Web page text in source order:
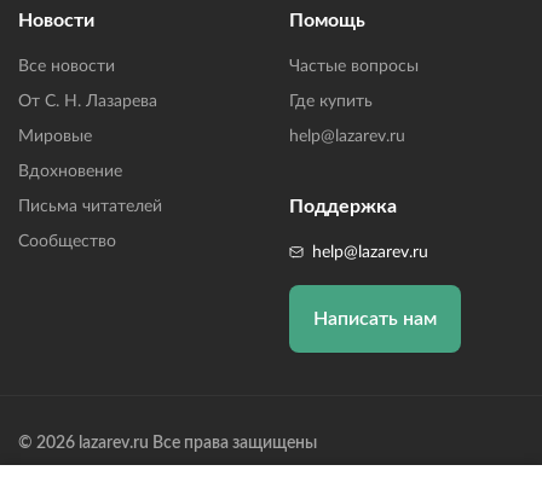
Новости
Все новости
От С. Н. Лазарева
Мировые
Вдохновение
Письма читателей
Сообщество
Помощь
Частые вопросы
Где купить
help@lazarev.ru
Поддержка
help@lazarev.ru
Написать нам
© 2026 lazarev.ru Все права защищены